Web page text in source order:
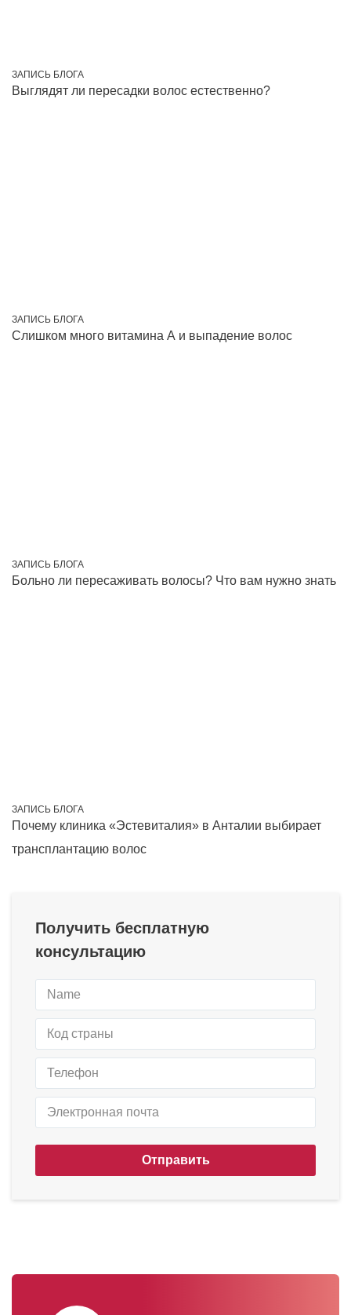
ЗАПИСЬ БЛОГА
Выглядят ли пересадки волос естественно?
ЗАПИСЬ БЛОГА
Слишком много витамина А и выпадение волос
ЗАПИСЬ БЛОГА
Больно ли пересаживать волосы? Что вам нужно знать
ЗАПИСЬ БЛОГА
Почему клиника «Эстевиталия» в Анталии выбирает
трансплантацию волос
Получить бесплатную
консультацию
Отправить